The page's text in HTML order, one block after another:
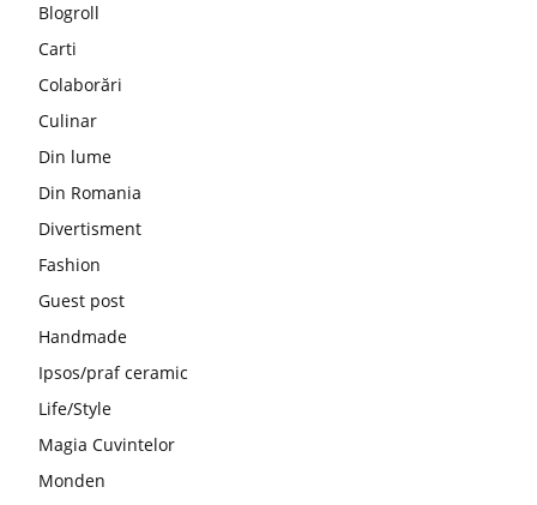
Blogroll
Carti
Colaborări
Culinar
Din lume
Din Romania
Divertisment
Fashion
Guest post
Handmade
Ipsos/praf ceramic
Life/Style
Magia Cuvintelor
Monden